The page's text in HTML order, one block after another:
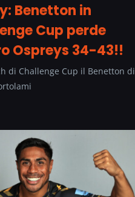
Benetton in
Cup perde
Ospreys 34-43!!
di Challenge Cup il Benetton di